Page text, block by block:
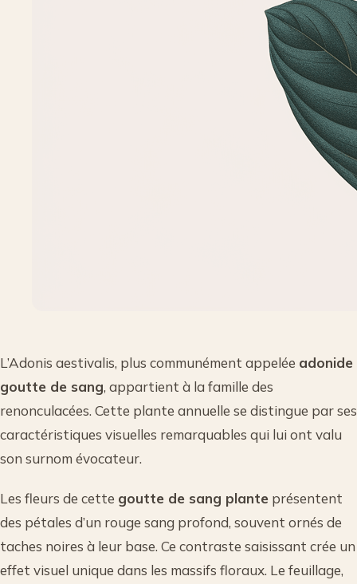
L’Adonis aestivalis, plus communément appelée adonide
goutte de sang, appartient à la famille des
renonculacées. Cette plante annuelle se distingue par ses
caractéristiques visuelles remarquables qui lui ont valu
son surnom évocateur.
Les fleurs de cette goutte de sang plante présentent
des pétales d’un rouge sang profond, souvent ornés de
taches noires à leur base. Ce contraste saisissant crée un
effet visuel unique dans les massifs floraux. Le feuillage,